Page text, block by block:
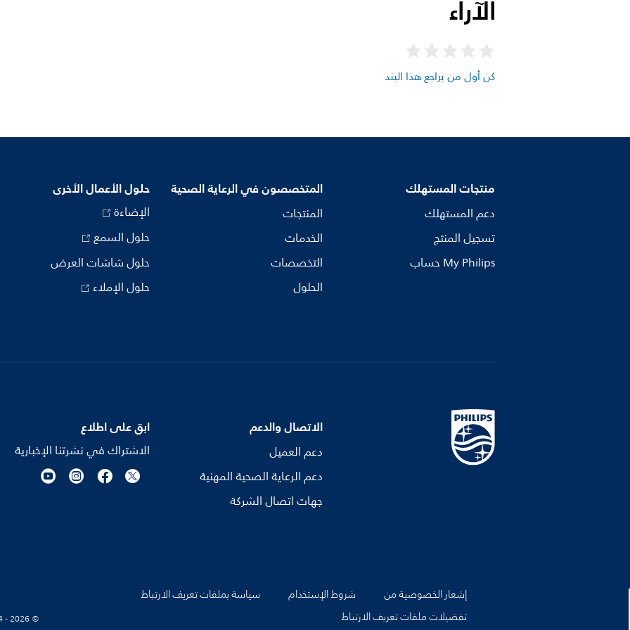
الآراء
كن أول من يراجع هذا البند
منتجات المستهلك
دعم المستهلك
تسجيل المنتج
My Philips حساب
المتخصصون في الرعاية الصحية
المنتجات
الخدمات
التخصصات
الحلول
حلول الأعمال الأخرى
الإضاءة
حلول السمع
حلول شاشات العرض
حلول الإملاء
الاتصال والدعم
دعم العميل
دعم الرعاية الصحية المهنية
جهات اتصال الشركة
ابق على اطلاع
الاشتراك في نشرتنا الإخبارية
إشعار الخصوصية من شروط الإستخدام
سياسة بملفات تعريف الارتباط
تفضيلات ملفات تعريف الارتباط
© Koninklijke Philips N.V., 2004 - 2026. كل الحقوق محفوظة.